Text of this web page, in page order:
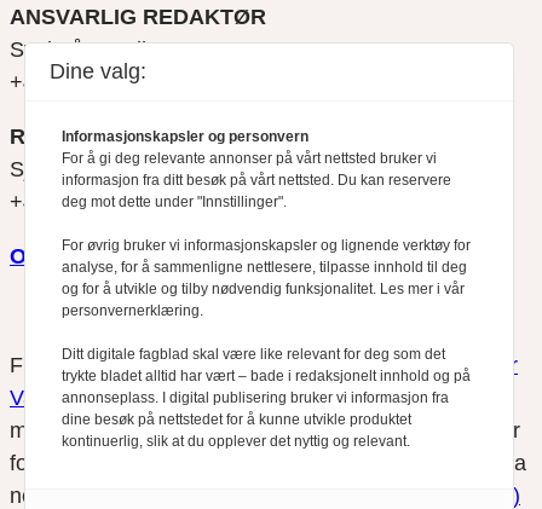
ANSVARLIG REDAKTØR
Svein Åge Eriksen
+47 900 79 547
REDAKTØR
Sjur Anda
+47 470 34 460
Om oss
Finansfokus arbeider etterRedaktørplakatenog
Vær
Varsom-plakatensregler for god presseskikk, som
medlem av Fagpressen. Finansfokus har ikke ansvar
for innhold på eksterne nettsider som det lenkes til fra
nettsidene. Vi benytter
informasjonskapsler (cookies)
Dine valg:
Informasjonskapsler og personvern
For å gi deg relevante annonser på vårt nettsted bruker vi
informasjon fra ditt besøk på vårt nettsted. Du kan reservere
deg mot dette under "Innstillinger".
For øvrig bruker vi informasjonskapsler og lignende verktøy for
analyse, for å sammenligne nettlesere, tilpasse innhold til deg
og for å utvikle og tilby nødvendig funksjonalitet. Les mer i vår
personvernerklæring.
Ditt digitale fagblad skal være like relevant for deg som det
trykte bladet alltid har vært – bade i redaksjonelt innhold og på
annonseplass. I digital publisering bruker vi informasjon fra
dine besøk på nettstedet for å kunne utvikle produktet
kontinuerlig, slik at du opplever det nyttig og relevant.